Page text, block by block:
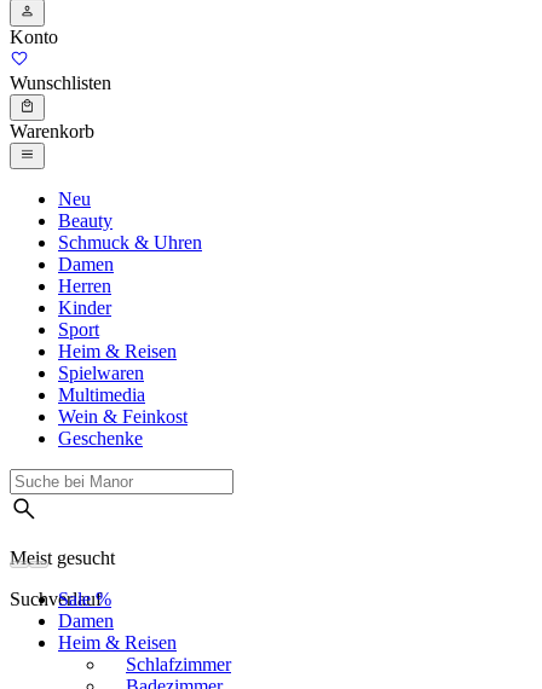
Konto
Wunschlisten
Warenkorb
Neu
Beauty
Schmuck & Uhren
Damen
Herren
Kinder
Sport
Heim & Reisen
Spielwaren
Multimedia
Wein & Feinkost
Geschenke
Meist gesucht
Suchverlauf
Sale %
Damen
Heim & Reisen
Schlafzimmer